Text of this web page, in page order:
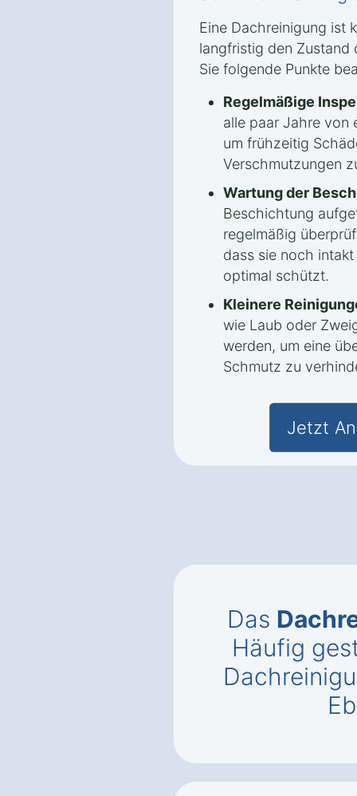
Eine Dachreinigung ist
langfristig den Zustand
Sie folgende Punkte
Regelmäßige
alle paar Jahre von
um frühzeitig
Verschmutzungen
Wartung der
Beschichtung
regelmäßig
dass sie noch
optimal schützt.
Kleinere
wie Laub oder
werden, um eine
Schmutz zu
Jetzt
Das
Häufig